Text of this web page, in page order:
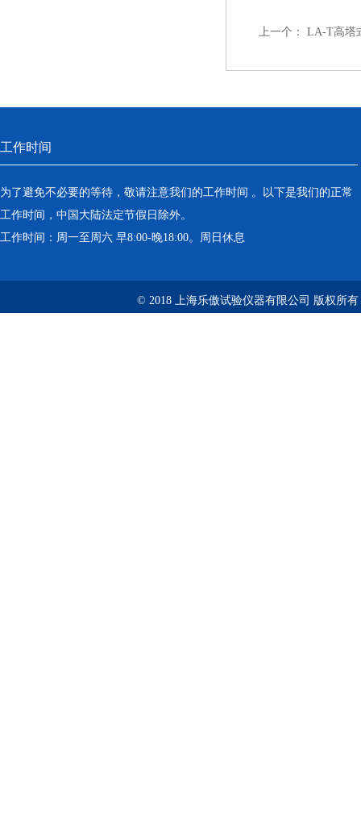
上一个： LA-T高塔
工作时间
为了避免不必要的等待，敬请注意我们的工作时间 。以下是我们的正常
工作时间，中国大陆法定节假日除外。
工作时间：周一至周六 早8:00-晚18:00。周日休息
© 2018 上海乐傲试验仪器有限公司 版权所